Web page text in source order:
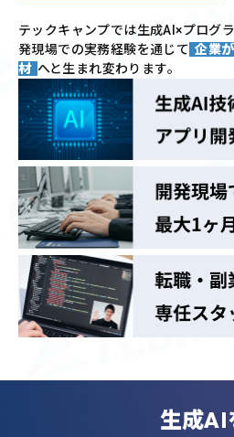
テックキャンプでは生成AI×プログ
発現場での実務経験を通じて 企業
材 へと生まれ変わります。
生成AI